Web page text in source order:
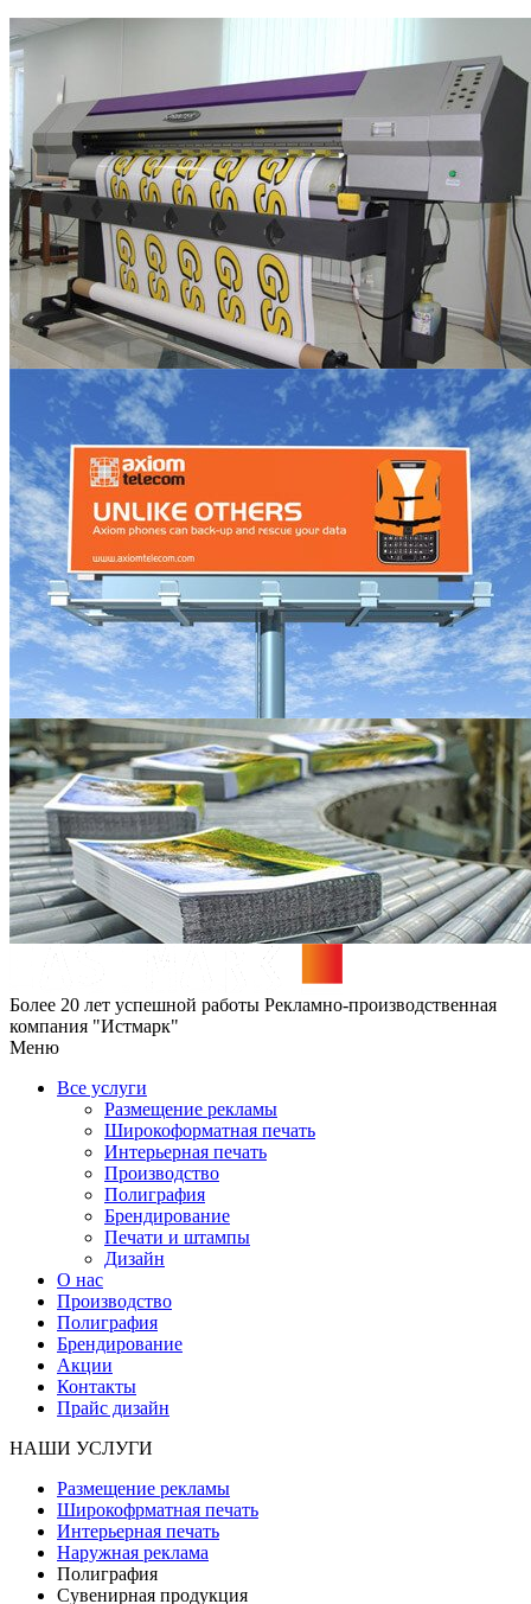
Более 20 лет успешной работы Рекламно-производственная
компания "Истмарк"
Меню
Все услуги
Размещение рекламы
Широкофoрматная печать
Интерьерная печать
Производство
Полиграфия
Брендирование
Печати и штампы
Дизайн
О нас
Производство
Полиграфия
Брендирование
Акции
Контакты
Прайс дизайн
НАШИ УСЛУГИ
Размещение рекламы
Широкофрматная печать
Интерьерная печать
Наружная реклама
Полиграфия
Сувенирная продукция